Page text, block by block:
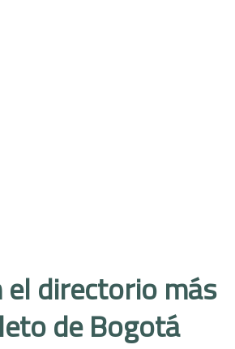
el directorio más
de Bogotá